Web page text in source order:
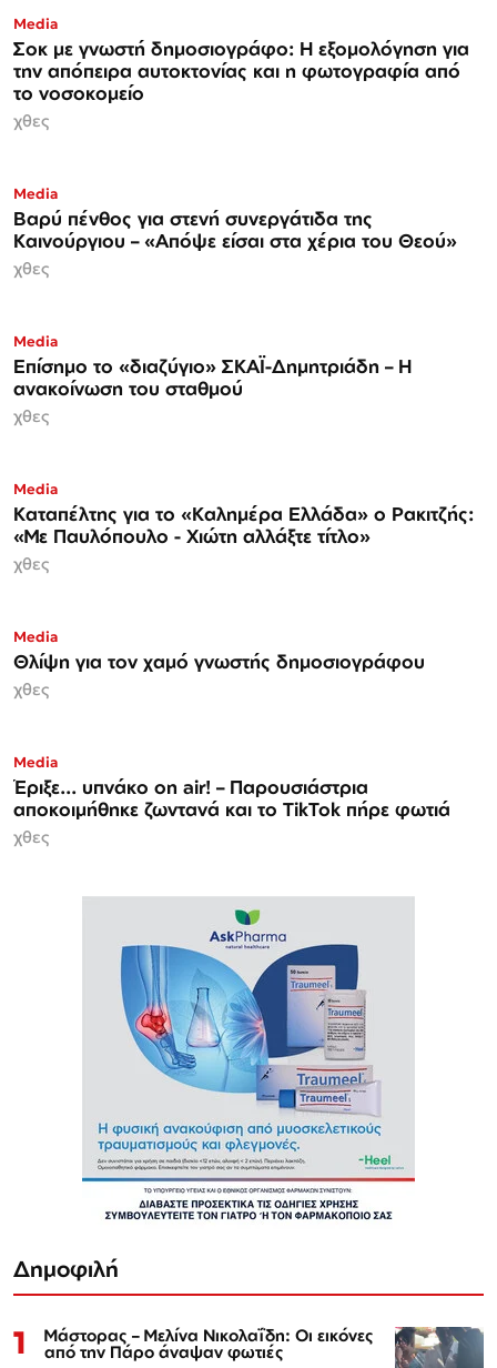
Media
Σοκ με γνωστή δημοσιογράφο: Η εξομολόγηση για
την απόπειρα αυτοκτονίας και η φωτογραφία από
το νοσοκομείο
χθες
Media
Βαρύ πένθος για στενή συνεργάτιδα της
Καινούργιου – «Απόψε είσαι στα χέρια του Θεού»
χθες
Media
Επίσημο το «διαζύγιο» ΣΚΑΪ-Δημητριάδη – Η
ανακοίνωση του σταθμού
χθες
Media
Καταπέλτης για το «Καλημέρα Ελλάδα» ο Ρακιτζής:
«Με Παυλόπουλο - Χιώτη αλλάξτε τίτλο»
χθες
Media
Θλίψη για τον χαμό γνωστής δημοσιογράφου
χθες
Media
Έριξε... υπνάκο on air! – Παρουσιάστρια
αποκοιμήθηκε ζωντανά και το TikTok πήρε φωτιά
χθες
Δημοφιλή
1 Μάστορας – Μελίνα Νικολαΐδη: Οι εικόνες
από την Πάρο άναψαν φωτιές